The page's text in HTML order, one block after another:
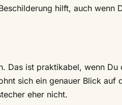
hilft, auch wenn
Das ist praktikabel, wenn Du
sich ein genauer Blick auf
eher nicht.